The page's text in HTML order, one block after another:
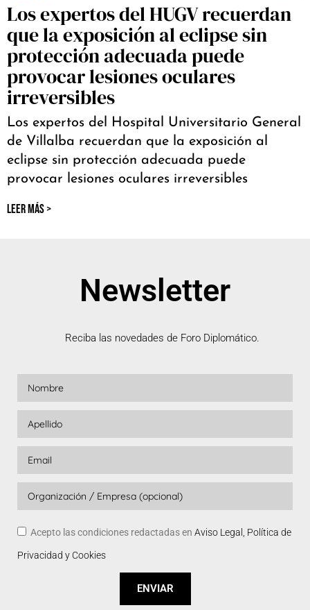
Los expertos del HUGV recuerdan
que la exposición al eclipse sin
protección adecuada puede
provocar lesiones oculares
irreversibles
Los expertos del Hospital Universitario General
de Villalba recuerdan que la exposición al
eclipse sin protección adecuada puede
provocar lesiones oculares irreversibles
LEER MÁS >
Newsletter
Reciba las novedades de Foro Diplomático.
Acepto las condiciones redactadas en Aviso Legal, Política de
Privacidad y Cookies
ENVIAR